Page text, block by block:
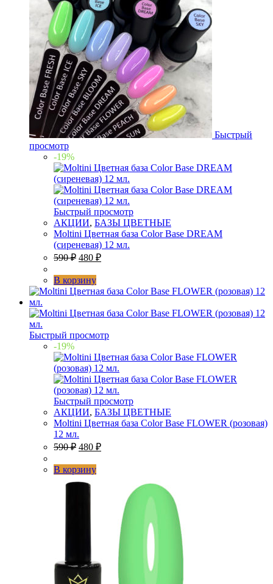
Быстрый
просмотр
-19%
Быстрый просмотр
АКЦИИ, БАЗЫ ЦВЕТНЫЕ
Moltini Цветная база Color Base DREAM
(сиреневая) 12 мл.
590₽ 480 ₽
В корзину
Быстрый просмотр
-19%
Быстрый просмотр
АКЦИИ, БАЗЫ ЦВЕТНЫЕ
Moltini Цветная база Color Base FLOWER (розовая)
12 мл.
590₽ 480 ₽
В корзину